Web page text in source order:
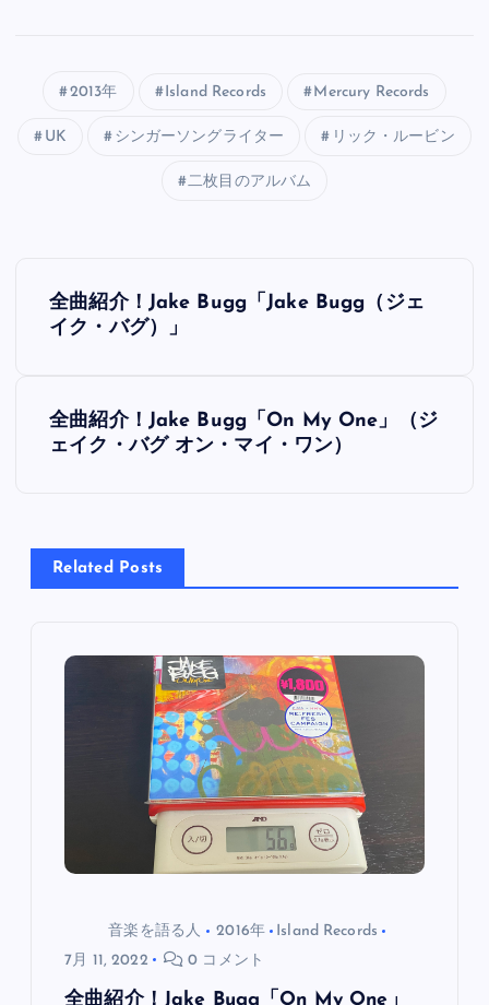
2013年 Island Records Mercury Records
UK シンガーソングライター リック・ルービン
二枚目のアルバム
投
稿
ビ
ー
全曲紹介！Jake Bugg「Jake Bugg（ジェ
イク・バグ）」
全曲紹介！Jake Bugg「On My One」（ジ
ェイク・バグ オン・マイ・ワン）
Related Posts
音楽を語る人 2016年
Island Records
7月 11, 2022
0 コメント
全曲紹介！Jake Bugg「On My One」